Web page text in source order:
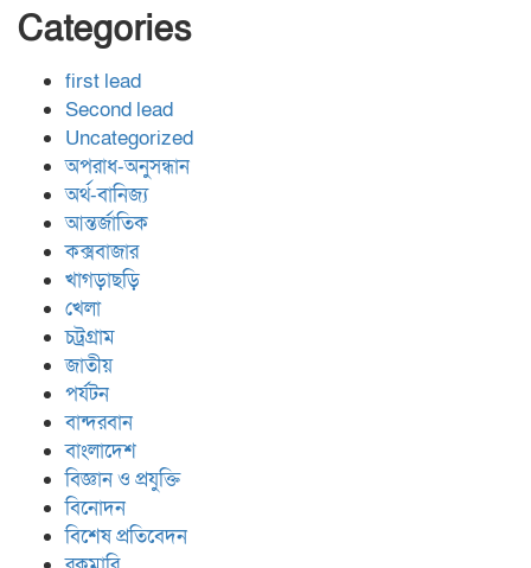
Categories
first lead
Second lead
Uncategorized
অপরাধ-অনুসন্ধান
অর্থ-বানিজ্য
আন্তর্জাতিক
কক্সবাজার
খাগড়াছড়ি
খেলা
চট্রগ্রাম
জাতীয়
পর্যটন
বান্দরবান
বাংলাদেশ
বিজ্ঞান ও প্রযুক্তি
বিনোদন
বিশেষ প্রতিবেদন